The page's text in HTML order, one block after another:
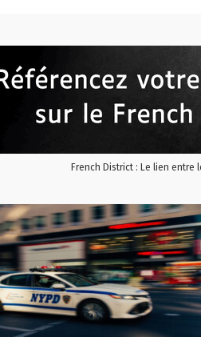
French District : Le lien